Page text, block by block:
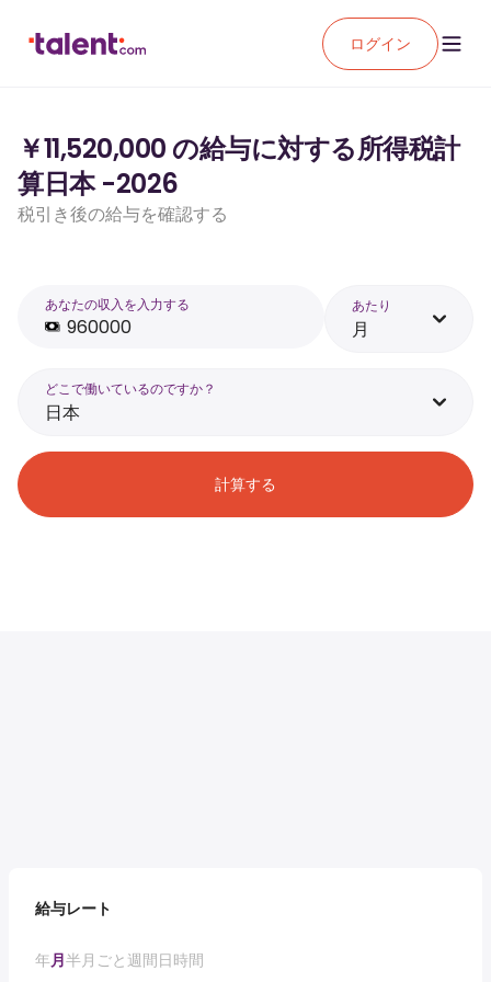
ログイン
￥11,520,000 の給与に対する所得税計
算日本 -2026
税引き後の給与を確認する
あなたの収入を入力する あたり
月
どこで働いているのですか？
日本
計算する
給与レート
年月半月ごと週間日時間